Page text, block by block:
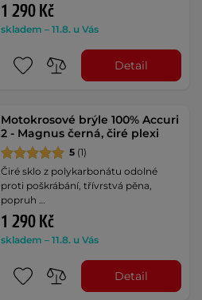
1 290 Kč
skladem – 11.8. u Vás
Detail
Motokrosové brýle 100% Accuri
2 - Magnus černá, čiré plexi
5 (1)
Čiré sklo z polykarbonátu odolné
proti poškrábání, třívrstvá pěna,
popruh …
1 290 Kč
skladem – 11.8. u Vás
Detail